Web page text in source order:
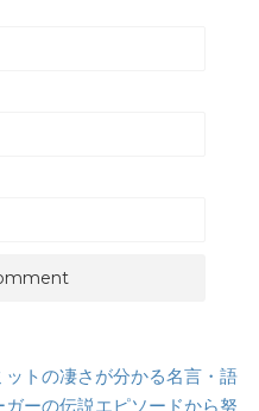
トの凄さが分かる名言・語
ーの伝説エピソードから努